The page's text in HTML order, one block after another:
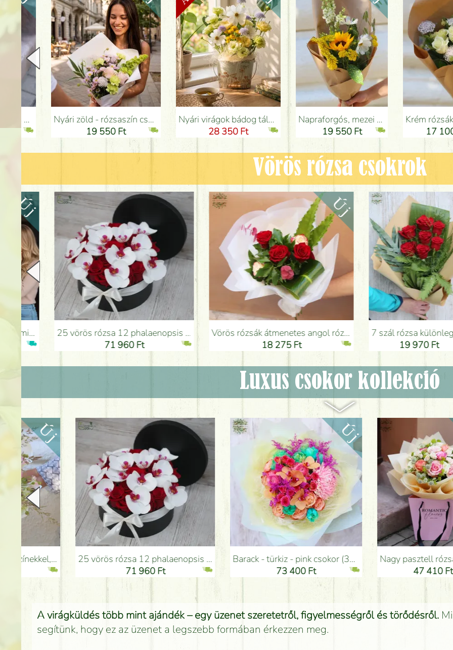
Nyári zöld - rózsaszín csokor szegfűvel, santinivel, rózsával, apró virágokkal (12 szál) - Virágküldés Budapesten
19 550 Ft
Nyári virágok bádog tálban liziantusszal - Virágküldés Budapesten
28 350 Ft
Napraforgós, mezei virágos nyári csokor - Virágküldés Budapesten
19 550 Ft
Krém rózsák csipkevirággal (10 szál) - Virágküldés Budapesten
17 100 Ft
Vörös rózsa csokrok
25 vörös rózsa 12 phalaenopsis orchideával dobozban - Virágküldés Budapesten
71 960 Ft
Vörös rózsák átmenetes angol rózsákkal (5 szál) - Virágküldés Budapesten
18 275 Ft
7 szál rózsa különleges zöldekkel kraft papírral - Virágküldés Budapesten
19 970 Ft
Luxus csokor kollekció
25 vörös rózsa 12 phalaenopsis orchideával dobozban - Virágküldés Budapesten
Barack - türkiz - pink csokor (35 szál) - Virágküldés Budapesten
Nagy pasztell rózsás apró virágos csokor papírtáskával (20 szál) - Virágküldés Budapesten
47 410 Ft
A virágküldés több mint ajándék – egy üzenet szeretetről, figyelmességről és törődésről. Mi
segítünk, hogy ez az üzenet a legszebb formában érkezzen meg.